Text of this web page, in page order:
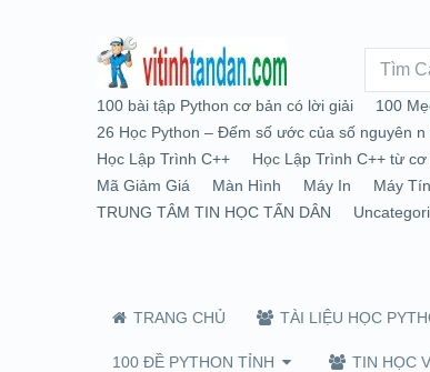
100 bài tập Python cơ bản có lời giải 100
26 Học Python – Đếm số ước của số nguyên
Học Lập Trình C++
Học Lập Trình C++ từ
Mã Giảm Giá
Màn Hình Máy In Máy
TRUNG TÂM TIN HỌC TẤN DÂN
TRANG CHỦ TÀI LIỆU HỌC
100 ĐỀ PYTHON TỈNH TIN HỌC